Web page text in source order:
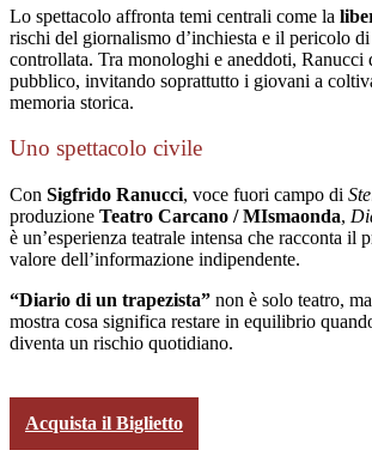
Lo spettacolo affronta temi centrali come la
rischi del giornalismo d’inchiesta e il pericolo
controllata. Tra monologhi e aneddoti, Ranucci
pubblico, invitando soprattutto i giovani a
memoria storica.
Uno spettacolo civile
Con Sigfrido Ranucci, voce fuori campo di
produzione Teatro Carcano / MIsmaonda,
è un’esperienza teatrale intensa che racconta il
valore dell’informazione indipendente.
“Diario di un trapezista” non è solo teatro,
mostra cosa significa restare in equilibrio
diventa un rischio quotidiano.
Acquista il Biglietto